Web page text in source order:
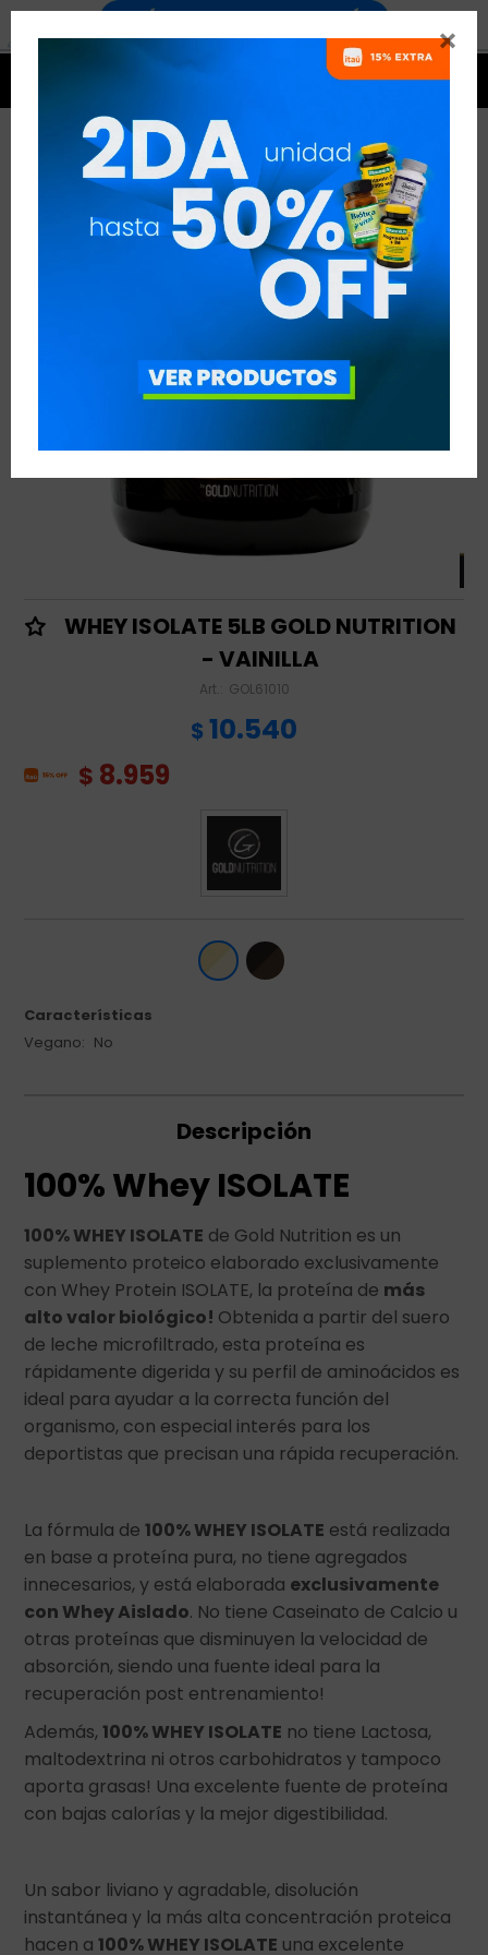

WHEY ISOLATE 5LB GOLD NUTRITION
- VAINILLA
GOL61010
$ 10.540
$ 8.959
Características
Vegano
No
Descripción
100% Whey ISOLATE
100% WHEY ISOLATE de Gold Nutrition es un
suplemento proteico elaborado exclusivamente
con Whey Protein ISOLATE, la proteína de más
alto valor biológico! Obtenida a partir del suero
de leche microfiltrado, esta proteína es
rápidamente digerida y su perfil de aminoácidos es
ideal para ayudar a la correcta función del
organismo, con especial interés para los
deportistas que precisan una rápida recuperación.
La fórmula de100% WHEY ISOLATE está realizada
en base a proteína pura, no tiene agregados
innecesarios, y está elaborada exclusivamente
con Whey Aislado. No tiene Caseinato de Calcio u
otras proteínas que disminuyen la velocidad de
absorción, siendo una fuente ideal para la
recuperación post entrenamiento!
Además,100% WHEY ISOLATE no tiene Lactosa,
maltodextrina ni otros carbohidratos y tampoco
aporta grasas! Una excelente fuente de proteína
con bajas calorías y la mejor digestibilidad.
Un sabor liviano y agradable, disolución
instantánea y la más alta concentración proteica
hacen a100% WHEY ISOLATE una excelente